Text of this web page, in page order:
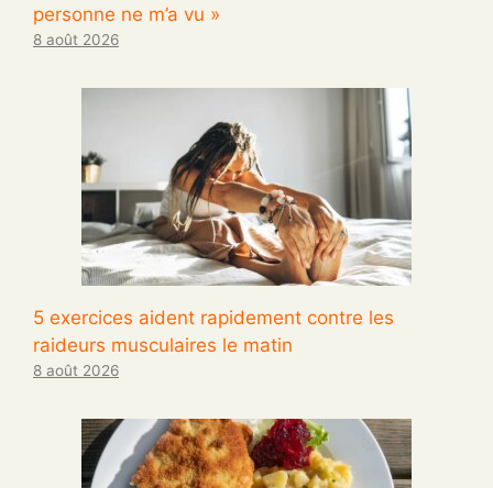
personne ne m’a vu »
8 août 2026
5 exercices aident rapidement contre les
raideurs musculaires le matin
8 août 2026